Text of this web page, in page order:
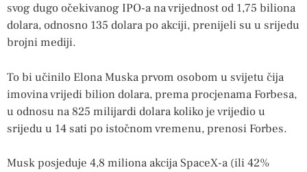
svog dugo očekivanog IPO-a na vrijednost od 1,75 biliona
dolara, odnosno 135 dolara po akciji, prenijeli su u srijedu
brojni mediji.
To bi učinilo Elona Muska prvom osobom u svijetu čija
imovina vrijedi bilion dolara, prema procjenama Forbesa,
u odnosu na 825 milijardi dolara koliko je vrijedio u
srijedu u 14 sati po istočnom vremenu, prenosi Forbes.
Musk posjeduje 4,8 miliona akcija SpaceX-a (ili 42%